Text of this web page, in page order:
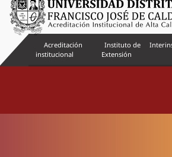
Acreditación
institucional
Instituto de
Extensión